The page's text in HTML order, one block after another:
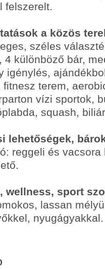
felszerelt.
a közös
széles
4 különböző bár,
igénylés,
fitnesz terem,
vízi sportok,
squash,
lehetőségek,
reggeli és
wellness, sport
lassan
nyugágyakkal.